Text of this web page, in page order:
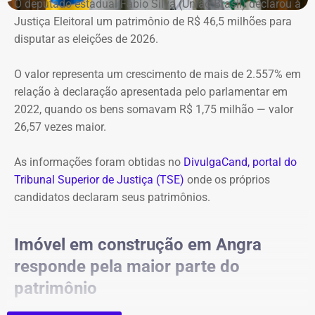
vale originalmente — Foto: REprodução/Google Maps.
O apartamento que vai à leilão fica na Avenida Pasteu e
tem cerca de 101 metros quadrados. O imóvel se
Baía de Guanabara.
A Caixa Econômica tentou intimar pessoalmente o ex-
dias 5, 6 e 7 de novembro de 2025, concedendo o prazo
legal para regularização da dívida. Posteriormente, a
propriedade foi consolidada em nome da Caixa em 30 de
março de 2026 por causa da falta de pagamento.
O deputado estadual Fábio Silva (União Brasil) declarou à
Justiça Eleitoral um patrimônio de R$ 46,5 milhões para
disputar as eleições de 2026.
O valor representa um crescimento de mais de 2.557% em
relação à declaração apresentada pelo parlamentar em
2022, quando os bens somavam R$ 1,75 milhão — valor
26,57 vezes maior.
As informações foram obtidas no DivulgaCand, portal do
Tribunal Superior de Justiça (TSE) onde os próprios
candidatos declaram seus patrimônios.
Imóvel em construção em Angra
responde pela maior parte do
patrimônio